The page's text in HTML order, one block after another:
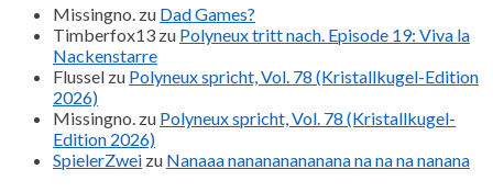
Missingno. zu Dad Games?
Timberfox13 zu Polyneux tritt nach. Episode 19: Viva la
Nackenstarre
Flussel zu Polyneux spricht, Vol. 78 (Kristallkugel-Edition
2026)
Missingno. zu Polyneux spricht, Vol. 78 (Kristallkugel-
Edition 2026)
SpielerZwei zu Nanaaa nanananananana na na na nanana